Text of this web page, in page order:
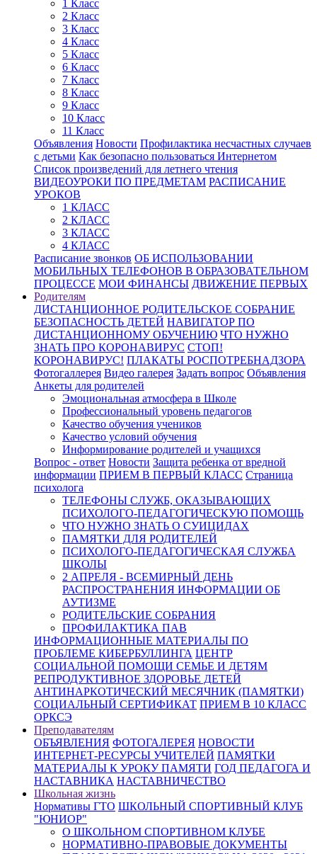
1 Класс
2 Класс
3 Класс
4 Класс
5 Класс
6 Класс
7 Класс
8 Класс
9 Класс
10 Класс
11 Класс
Объявления Новости Профилактика несчастных случаев
с детьми Как безопасно пользоваться Интернетом
Список произведений для летнего чтения
ВИДЕОУРОКИ ПО ПРЕДМЕТАМ РАСПИСАНИЕ
УРОКОВ
1 КЛАСС
2 КЛАСС
3 КЛАСС
4 КЛАСС
Расписание звонков ОБ ИСПОЛЬЗОВАНИИ
МОБИЛЬНЫХ ТЕЛЕФОНОВ В ОБРАЗОВАТЕЛЬНОМ
ПРОЦЕССЕ МОИ ФИНАНСЫ ДВИЖЕНИЕ ПЕРВЫХ
Родителям
ДИСТАНЦИОННОЕ РОДИТЕЛЬСКОЕ СОБРАНИЕ
БЕЗОПАСНОСТЬ ДЕТЕЙ НАВИГАТОР ПО
ДИСТАНЦИОННОМУ ОБУЧЕНИЮ ЧТО НУЖНО
ЗНАТЬ ПРО КОРОНАВИРУС СТОП!
КОРОНАВИРУС! ПЛАКАТЫ РОСПОТРЕБНАДЗОРА
Фотогаллерея Видео галерея Задать вопрос Объявления
Анкеты для родителей
Эмоциональная атмосфера в Школе
Профессиональный уровень педагогов
Качество обучения учеников
Качество условий обучения
Информирование родителей и учащихся
Вопрос - ответ Новости Защита ребенка от вредной
информации ПРИЕМ В ПЕРВЫЙ КЛАСС Страница
психолога
ТЕЛЕФОНЫ СЛУЖБ, ОКАЗЫВАЮЩИХ
ПСИХОЛОГО-ПЕДАГОГИЧЕСКУЮ ПОМОЩЬ
ЧТО НУЖНО ЗНАТЬ О СУИЦИДАХ
ПАМЯТКИ ДЛЯ РОДИТЕЛЕЙ
ПСИХОЛОГО-ПЕДАГОГИЧЕСКАЯ СЛУЖБА
ШКОЛЫ
2 АПРЕЛЯ - ВСЕМИРНЫЙ ДЕНЬ
РАСПРОСТРАНЕНИЯ ИНФОРМАЦИИ ОБ
АУТИЗМЕ
РОДИТЕЛЬСКИЕ СОБРАНИЯ
ПРОФИЛАКТИКА ПАВ
ИНФОРМАЦИОННЫЕ МАТЕРИАЛЫ ПО
ПРОБЛЕМЕ КИБЕРБУЛЛИНГА ЦЕНТР
СОЦИАЛЬНОЙ ПОМОЩИ СЕМЬЕ И ДЕТЯМ
РЕПРОДУКТИВНОЕ ЗДОРОВЬЕ ДЕТЕЙ
АНТИНАРКОТИЧЕСКИЙ МЕСЯЧНИК (ПАМЯТКИ)
СОЦИАЛЬНЫЙ СЕРТИФИКАТ ПРИЕМ В 10 КЛАСС
ОРКСЭ
Преподавателям
ОБЪЯВЛЕНИЯ ФОТОГАЛЕРЕЯ НОВОСТИ
ИНТЕРНЕТ-РЕСУРСЫ УЧИТЕЛЕЙ ПАМЯТКИ
МАТЕРИАЛЫ К УРОКУ ПАМЯТИ ГОД ПЕДАГОГА И
НАСТАВНИКА НАСТАВНИЧЕСТВО
Школьная жизнь
Нормативы ГТО ШКОЛЬНЫЙ СПОРТИВНЫЙ КЛУБ
"ЮНИОР"
О ШКОЛЬНОМ СПОРТИВНОМ КЛУБЕ
НОРМАТИВНО-ПРАВОВЫЕ ДОКУМЕНТЫ